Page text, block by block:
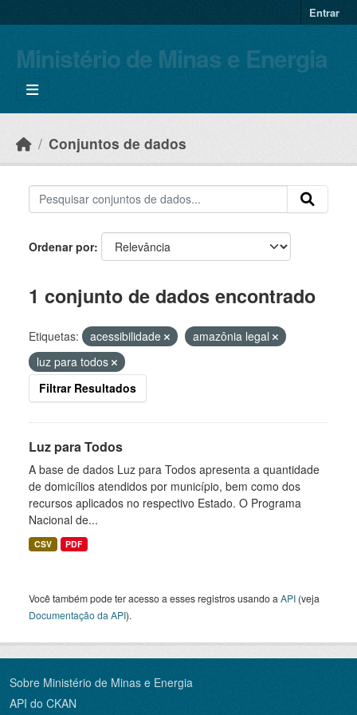
Entrar
Ministério de Minas e Energia
Conjuntos de dados
Ordenar por
1 conjunto de dados encontrado
Etiquetas: acessibilidade
amazônia legal
luz para todos
Filtrar Resultados
Luz para Todos
A base de dados Luz para Todos apresenta a quantidade
de domicílios atendidos por município, bem como dos
recursos aplicados no respectivo Estado. O Programa
Nacional de...
CSV PDF
Você também pode ter acesso a esses registros usando a API (veja
Documentação da API).
Sobre Ministério de Minas e Energia
API do CKAN